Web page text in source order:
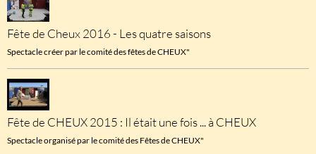
Fête de Cheux 2016 - Les quatre saisons
Spectacle créer par le comité des fêtes de CHEUX"
Fête de CHEUX 2015 : Il était une fois ... à CHEUX
Spectacle organisé par le comité des Fêtes de CHEUX"